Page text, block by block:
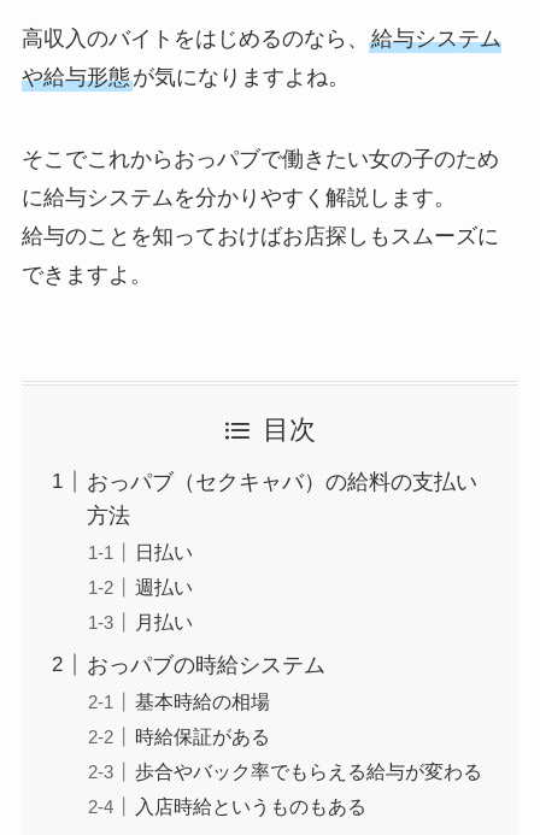
高収入のバイトをはじめるのなら、 給与システム
や給与形態が気になりますよね。
そこでこれからおっパブで働きたい女の子のため
に給与システムを分かりやすく解説します。
給与のことを知っておけばお店探しもスムーズに
できますよ。
目次
おっパブ（セクキャバ）の給料の支払い
方法
日払い
週払い
月払い
おっパブの時給システム
基本時給の相場
時給保証がある
歩合やバック率でもらえる給与が変わる
入店時給というものもある